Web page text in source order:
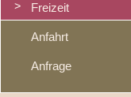
Freizeit
Anfahrt
Anfrage